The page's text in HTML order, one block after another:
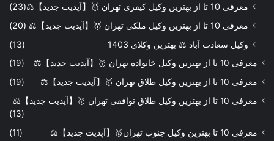
معرفی 10 تا از بهترین وکیل کیفری تهران 🥇【آپدیت جدید】⚖️
(23)
معرفی 10 تا از بهترین وکیل ملکی تهران 🥇【آپدیت جدید】⚖️
(20)
وکیل سعادت آباد ⚖️ بهترین وکلای 1403
(13)
معرفی 10 تا از بهترین وکیل خانواده تهران 🥇【آپدیت جدید】⚖️
(19)
معرفی 10 تا از بهترین وکیل طلاق تهران 🥇【آپدیت جدید】⚖️
(19)
معرفی 10 تا از بهترین وکیل طلاق توافقی تهران 🥇【آپدیت جدید】⚖️
(13)
معرفی 10 تا بهترین وکیل جنوب تهران🥇【آپدیت جدید】⚖️
(11)